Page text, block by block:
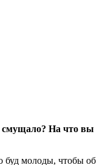
На что вы
молоды, чтобы об